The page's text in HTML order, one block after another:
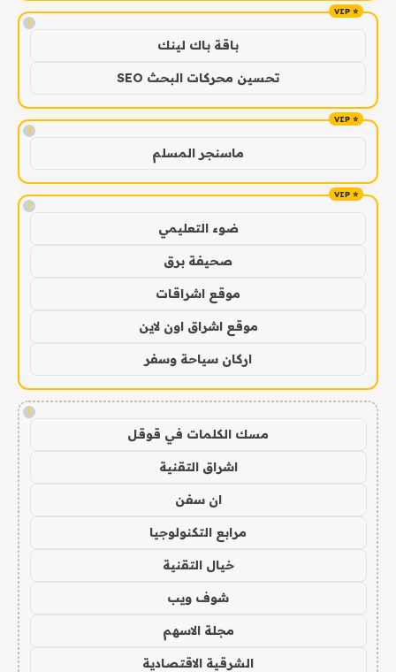
!
باقة باك لينك
تحسين محركات البحث SEO
!
ماسنجر المسلم
!
ضوء التعليمي
صحيفة برق
موقع اشراقات
موقع اشراق اون لاين
اركان سياحة وسفر
!
مسك الكلمات في قوقل
اشراق التقنية
ان سفن
مرابع التكنولوجيا
خيال التقنية
شوف ويب
مجلة الاسهم
الشرقية الاقتصادية